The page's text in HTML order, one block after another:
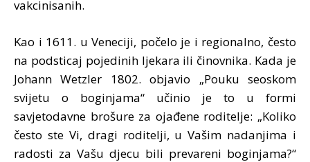
vakcinisanih.
Kao i 1611. u Veneciji, počelo je i regionalno, često
na podsticaj pojedinih ljekara ili činovnika. Kada je
Johann Wetzler 1802. objavio „Pouku seoskom
svijetu o boginjama“ učinio je to u formi
savjetodavne brošure za ojađene roditelje: „Koliko
često ste Vi, dragi roditelji, u Vašim nadanjima i
radosti za Vašu djecu bili prevareni boginjama?“